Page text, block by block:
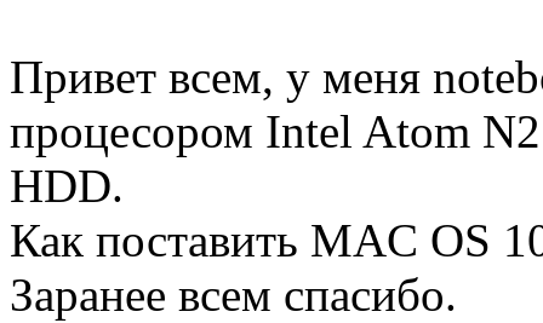
Привет всем, у меня
процесором Intel Atom
HDD.
Как поставить MAC OS
Заранее всем спасибо.